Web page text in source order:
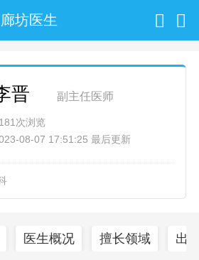
廊坊医生
晋 副主任医师
次浏览
08-07 17:51:25 最后更新
医生概况 擅长领域 出